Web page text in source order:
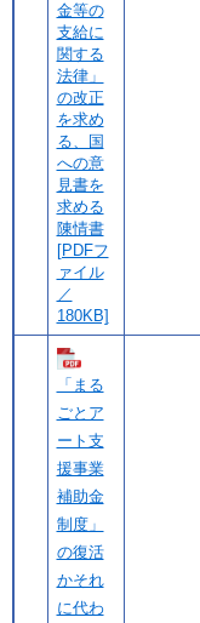
金等の
支給に
関する
法律」
の改正
を求め
る、国
への意
見書を
求める
陳情書
[PDFフ
ァイル
／
180KB]
「まる
ごとア
ート支
援事業
補助金
制度」
の復活
かそれ
に代わ